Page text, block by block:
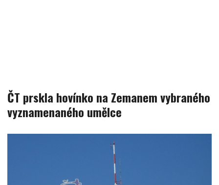
ČT prskla hovínko na Zemanem vybraného
vyznamenaného umělce